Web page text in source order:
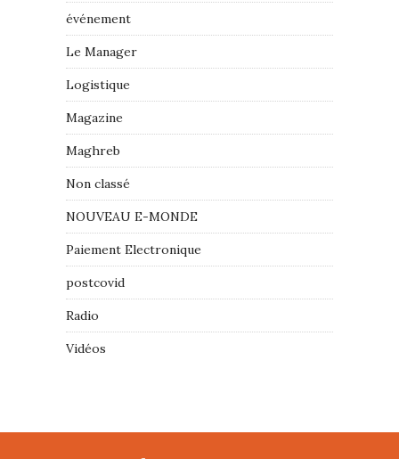
événement
Le Manager
Logistique
Magazine
Maghreb
Non classé
NOUVEAU E-MONDE
Paiement Electronique
postcovid
Radio
Vidéos